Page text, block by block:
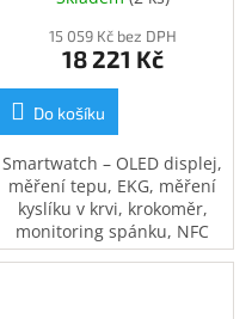
M/L (MFD64MP/A)
15 059 Kč bez DPH
18 221 Kč
Do košíku
Smartwatch – OLED displej,
měření tepu, EKG, měření
kyslíku v krvi, krokoměr,
monitoring spánku, NFC
(Apple Pay), Bluetooth, GPS,